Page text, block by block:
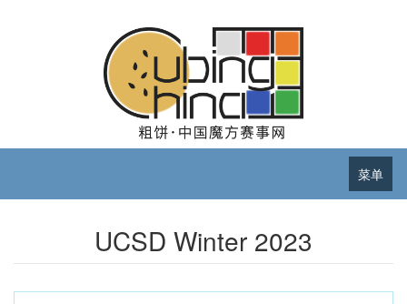
菜单
UCSD Winter 2023